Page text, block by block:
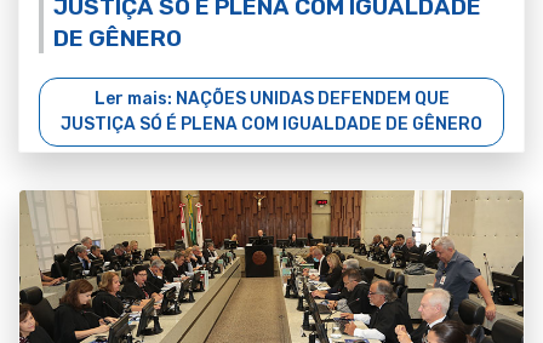
JUSTIÇA SÓ É PLENA COM IGUALDADE
DE GÊNERO
Ler mais: NAÇÕES UNIDAS DEFENDEM QUE
JUSTIÇA SÓ É PLENA COM IGUALDADE DE GÊNERO